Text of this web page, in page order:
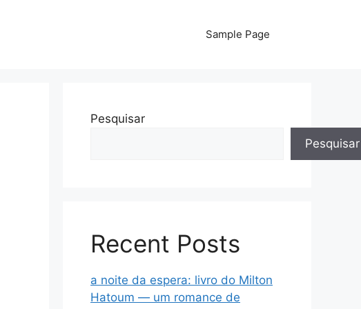
Sample Page
Pesquisar
Pesquisar
Recent Posts
a noite da espera: livro do Milton
Hatoum — um romance de